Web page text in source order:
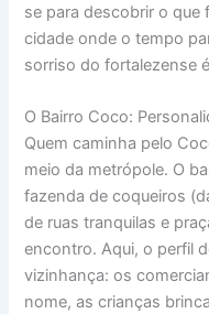
se para descobrir o que
cidade onde o tempo
sorriso do fortalezense
O Bairro Coco:
Quem caminha pelo
meio da metrópole. O
fazenda de coqueiros
de ruas tranquilas e
encontro. Aqui, o perfil
vizinhança: os
nome, as crianças